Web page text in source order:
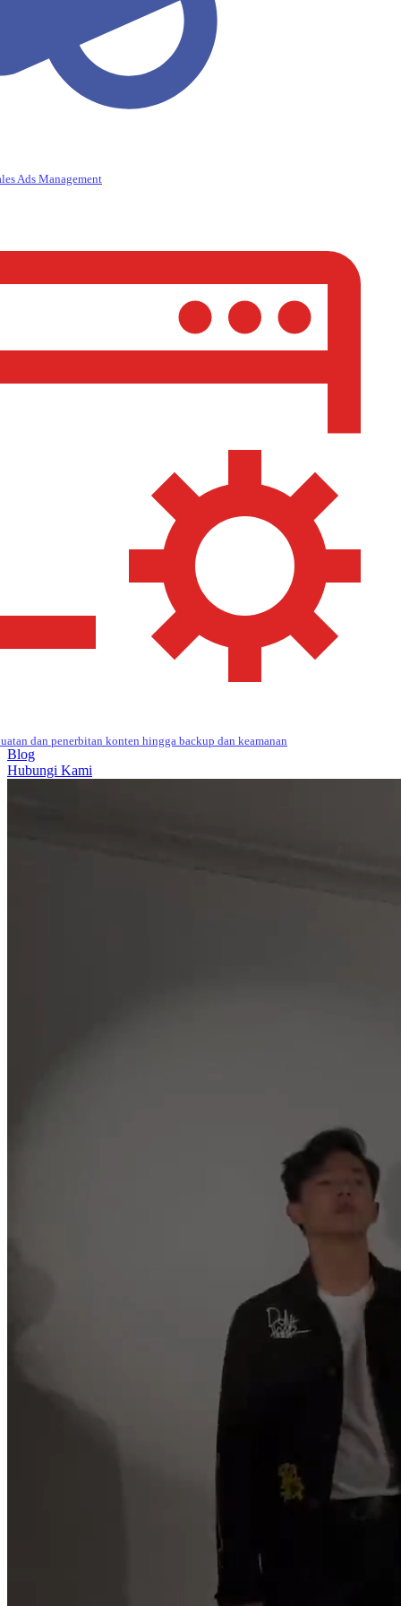
Ads Management
dan penerbitan konten hingga backup dan keamanan
Blog
Hubungi Kami